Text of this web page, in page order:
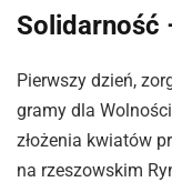
Solidarność
Pierwszy dzień,
gramy dla
złożenia kwiatów
na rzeszowskim